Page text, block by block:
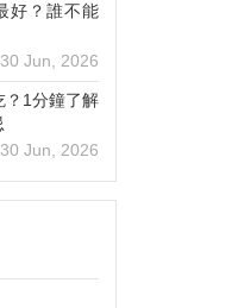
好？誰不能
30 Jun, 2026
？1分鐘了解
30 Jun, 2026